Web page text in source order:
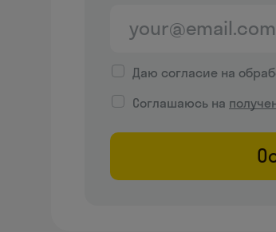
Даю согласие на
Соглашаюсь на